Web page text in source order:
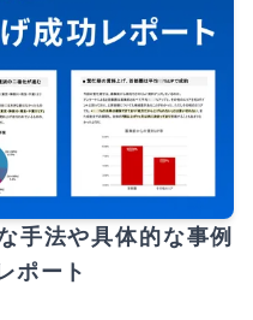
手法や具体的な事例
ポート